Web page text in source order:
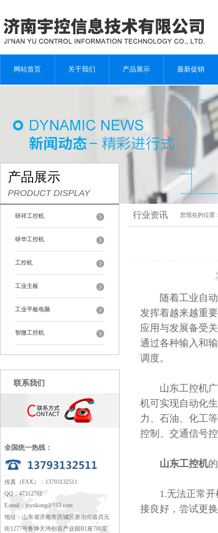
网站首页 关于我们 产品展示 最新促销
产品展示
PRODUCT DISPLAY
研祥工控机
研华工控机
工控机
工业主板
工业平板电脑
智微工控机
联系我们
全国统一热线：
传真（FAX）：13793132511
QQ：47312761
E-mail： jnyukong@163.com
地址：山东省济南市历城区唐冶街道贞元
街1277号鲁坤天鸿创谷产业园B1座706室
行业资讯 您现在的位置
随着工业自动
发挥着越来越重
应用与发展备受
通过各种输入和
调度。
山东工控机广
机可实现自动化
力、石油、化工
控制、交通信号
山东工控机
1.无法正常开
接良好，尝试更